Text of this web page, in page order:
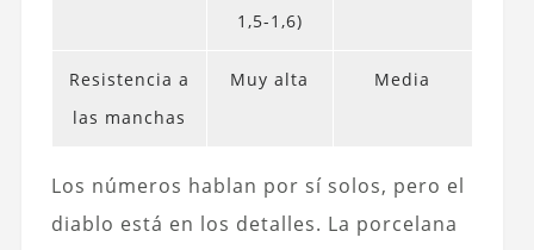
1,5-1,6)
Resistencia a
las manchas
Muy alta Media
Los números hablan por sí solos, pero el
diablo está en los detalles. La porcelana